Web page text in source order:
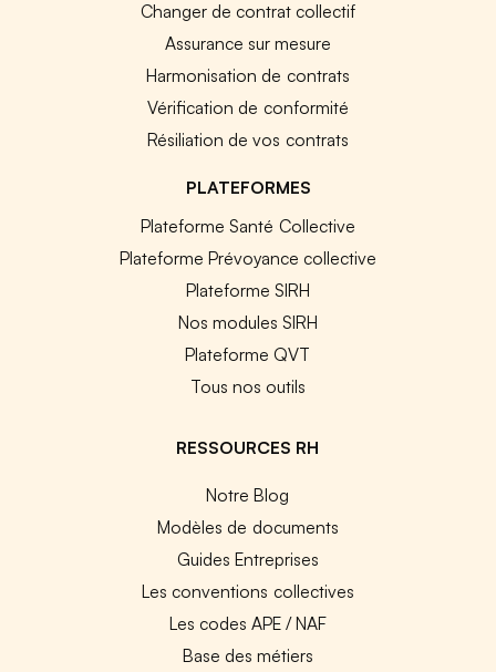
Changer de contrat collectif
Assurance sur mesure
Harmonisation de contrats
Vérification de conformité
Résiliation de vos contrats
PLATEFORMES
Plateforme Santé Collective
Plateforme Prévoyance collective
Plateforme SIRH
Nos modules SIRH
Plateforme QVT
Tous nos outils
RESSOURCES RH
Notre Blog
Modèles de documents
Guides Entreprises
Les conventions collectives
Les codes APE / NAF
Base des métiers